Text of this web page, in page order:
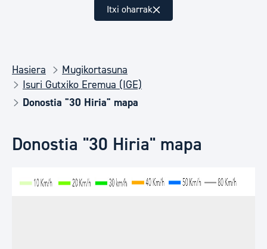
Itxi oharrak
Hasiera
Mugikortasuna
Isuri Gutxiko Eremua (IGE)
Donostia "30 Hiria" mapa
Donostia "30 Hiria" mapa